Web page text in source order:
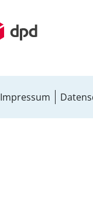
Impressum